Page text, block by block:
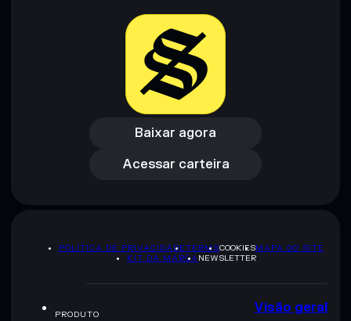
Baixar agora
Baixar agora
Acessar carteira
Acessar carteira
POLÍTICA DE PRIVACIDADETERMSCOOKIESMAPA DO SITE
KIT DA MARCA NEWSLETTER
PRODUTO Visão geral